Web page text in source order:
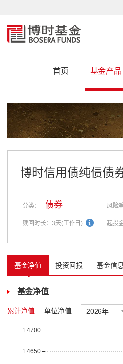
首页 基金产品
博时信用债纯债债
分类： 债券 风险
赎回时长： 3天(工作日) 起投
基金净值 投资回报 基金信息
基金净值
累计净值 单位净值 2026年